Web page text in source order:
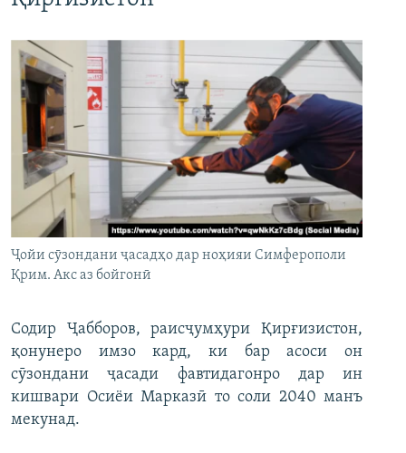
Ҷойи сӯзондани ҷасадҳо дар ноҳияи Симферополи
Қрим. Акс аз бойгонӣ
Содир Ҷабборов, раисҷумҳури Қирғизистон,
қонунеро имзо кард, ки бар асоси он
сӯзондани ҷасади фавтидагонро дар ин
кишвари Осиёи Марказӣ то соли 2040 манъ
мекунад.